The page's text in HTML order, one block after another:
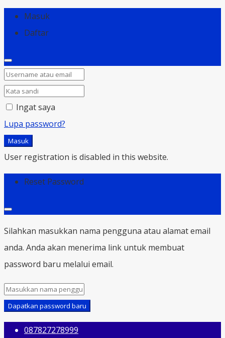
Masuk
Daftar
Ingat saya
Lupa password?
Masuk
User registration is disabled in this website.
Reset Password
Silahkan masukkan nama pengguna atau alamat email
anda. Anda akan menerima link untuk membuat
password baru melalui email.
Dapatkan password baru
087827278999